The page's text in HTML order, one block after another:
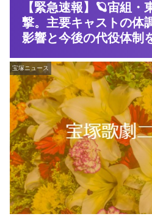
【緊急速報】🪐宙組・
撃。主要キャストの体
影響と今後の代役体
宝塚ニュース